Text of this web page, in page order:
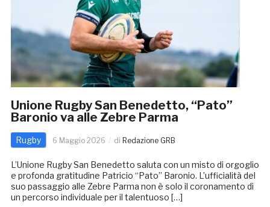
Unione Rugby San Benedetto, “Pato”
Baronio va alle Zebre Parma
Rugby 6 Maggio 2026 di Redazione GRB
L’Unione Rugby San Benedetto saluta con un misto di orgoglio
e profonda gratitudine Patricio “Pato” Baronio. L’ufficialità del
suo passaggio alle Zebre Parma non è solo il coronamento di
un percorso individuale per il talentuoso […]